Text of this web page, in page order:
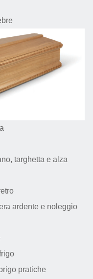
targhetta e alza
ardente e noleggio
pratiche